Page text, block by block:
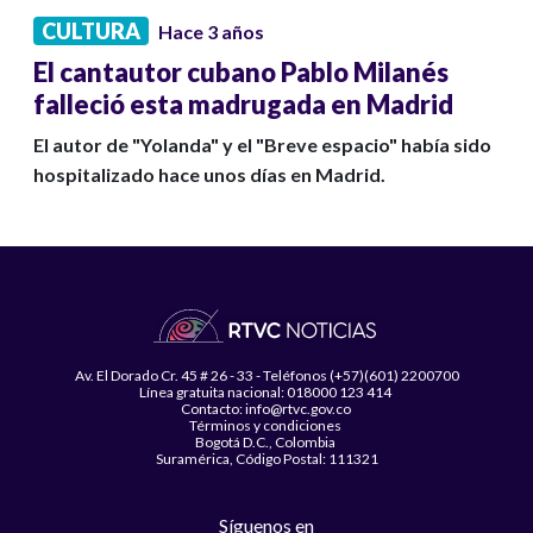
CULTURA Hace 3 años
El cantautor cubano Pablo Milanés
falleció esta madrugada en Madrid
El autor de "Yolanda" y el "Breve espacio" había sido
hospitalizado hace unos días en Madrid.
Av. El Dorado Cr. 45 # 26 - 33 - Teléfonos (+57)(601) 2200700
Línea gratuita nacional: 018000 123 414
Contacto: info@rtvc.gov.co
Términos y condiciones
Bogotá D.C., Colombia
Suramérica, Código Postal: 111321
Síguenos en